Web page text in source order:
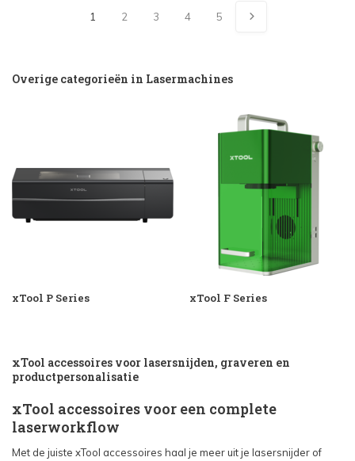
1 2 3 4 5
Overige categorieën in Lasermachines
xTool P Series xTool F Series
xTool accessoires voor lasersnijden, graveren en
productpersonalisatie
xTool accessoires voor een complete
laserworkflow
Met de juiste xTool accessoires haal je meer uit je lasersnijder of